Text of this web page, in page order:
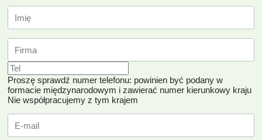
Proszę sprawdź numer telefonu: powinien być podany w
formacie międzynarodowym i zawierać numer kierunkowy kraju
Nie współpracujemy z tym krajem